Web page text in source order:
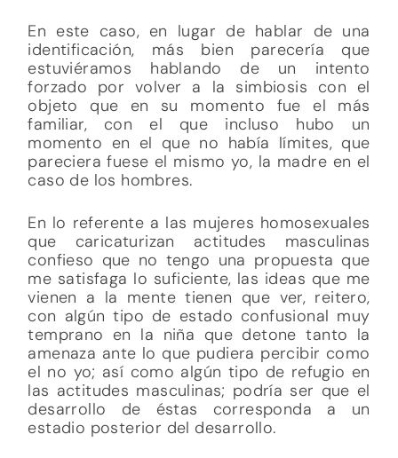
En este caso, en lugar de hablar de una
identificación, más bien parecería que
estuviéramos hablando de un intento
forzado por volver a la simbiosis con el
objeto que en su momento fue el más
familiar, con el que incluso hubo un
momento en el que no había límites, que
pareciera fuese el mismo yo, la madre en el
caso de los hombres.
En lo referente a las mujeres homosexuales
que caricaturizan actitudes masculinas
confieso que no tengo una propuesta que
me satisfaga lo suficiente, las ideas que me
vienen a la mente tienen que ver, reitero,
con algún tipo de estado confusional muy
temprano en la niña que detone tanto la
amenaza ante lo que pudiera percibir como
el no yo; así como algún tipo de refugio en
las actitudes masculinas; podría ser que el
desarrollo de éstas corresponda a un
estadio posterior del desarrollo.